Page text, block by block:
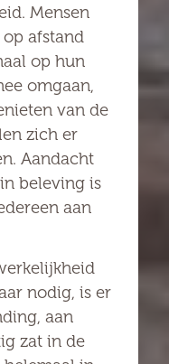
Mensen
afstand
op hun
omgaan,
van de
zich er
Aandacht
beleving is
aan
nodig, is er
aan
zat in de